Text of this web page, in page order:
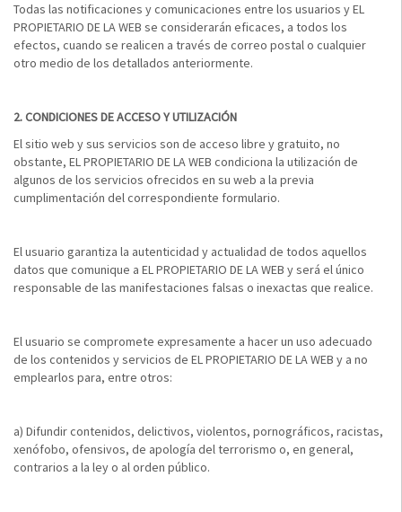
Todas las notificaciones y comunicaciones entre los usuarios y EL
PROPIETARIO DE LA WEB se considerarán eficaces, a todos los
efectos, cuando se realicen a través de correo postal o cualquier
otro medio de los detallados anteriormente.
2.CONDICIONES DE ACCESO Y UTILIZACIÓN
El sitio web y sus servicios son de acceso libre y gratuito, no
obstante, EL PROPIETARIO DE LA WEB condiciona la utilización de
algunos de los servicios ofrecidos en su web a la previa
cumplimentación del correspondiente formulario.
El usuario garantiza la autenticidad y actualidad de todos aquellos
datos que comunique a EL PROPIETARIO DE LA WEB y será el único
responsable de las manifestaciones falsas o inexactas que realice.
El usuario se compromete expresamente a hacer un uso adecuado
de los contenidos y servicios de EL PROPIETARIO DE LA WEB y a no
emplearlos para, entre otros:
a) Difundir contenidos, delictivos, violentos, pornográficos, racistas,
xenófobo, ofensivos, de apología del terrorismo o, en general,
contrarios a la ley o al orden público.